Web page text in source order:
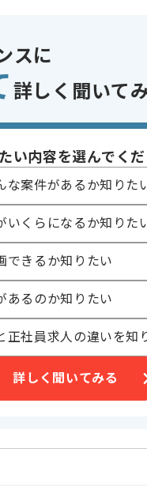
, 30代活躍中 , 40代活躍中 ,
力事業等
ます。
スに
詳しく聞いて
い内容を選んでく
な案件があるか知りた
いくらになるか知りた
できるか知りたい
あるのか知りたい
正社員求人の違いを知
詳しく聞いてみる